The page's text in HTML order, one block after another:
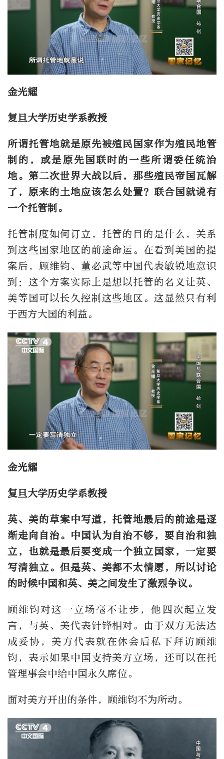
金光耀
复旦大学历史学系教授
所谓托管地就是原先被殖民国家作为殖民地管
制的，或是原先国联时的一些所谓委任统治
地。第二次世界大战以后，那些殖民帝国瓦解
了，原来的土地应该怎么处置？联合国就说有
一个托管制。
托管制度如何订立，托管的目的是什么，关系
到这些国家地区的前途命运。在看到美国的提
案后，顾维钧、董必武等中国代表敏锐地意识
到：这个方案实际上是想以托管的名义让英、
美等国可以长久控制这些地区。这显然只有利
于西方大国的利益。
金光耀
复旦大学历史学系教授
英、美的草案中写道，托管地最后的前途是逐
渐走向自治。中国认为自治不够，要自治和独
立，也就是最后要变成一个独立国家，一定要
写清独立。但是英、美都不太情愿，所以讨论
的时候中国和英、美之间发生了激烈争议。
顾维钧对这一立场毫不让步，他四次起立发
言，与英、美代表针锋相对。由于双方无法达
成妥协，美方代表就在休会后私下拜访顾维
钧，表示如果中国支持美方立场，还可以在托
管理事会中给中国永久席位。
面对美方开出的条件，顾维钧不为所动。